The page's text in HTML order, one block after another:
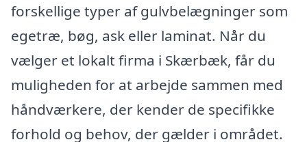
forskellige typer af gulvbelægninger som
egetræ, bøg, ask eller laminat. Når du
vælger et lokalt firma i Skærbæk, får du
muligheden for at arbejde sammen med
håndværkere, der kender de specifikke
forhold og behov, der gælder i området.